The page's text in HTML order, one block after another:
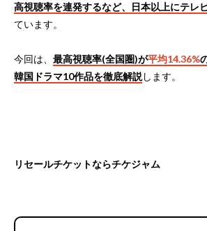
高視聴率を連発するなど、日本以上にテレ
ています。
今回は、 最高視聴率(全国圏)が平均14.36%
韓国ドラマ10作品を徹底解説します。
リセールチケットならチケジャム